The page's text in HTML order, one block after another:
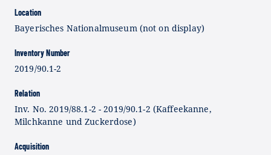
Location
Bayerisches Nationalmuseum (not on display)
Inventory Number
2019/90.1-2
Relation
Inv. No. 2019/88.1-2 - 2019/90.1-2 (Kaffeekanne,
Milchkanne und Zuckerdose)
Acquisition